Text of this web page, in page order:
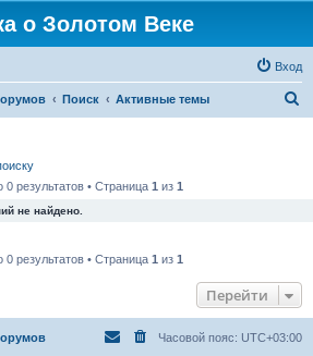
о Золотом Веке
Вход
Поиск Активные темы
0 результатов • Страница 1 из 1
не найдено.
0 результатов • Страница 1 из 1
Перейти
Часовой пояс: UTC+03:00